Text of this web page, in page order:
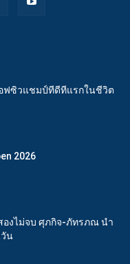
ฟซิวแชมป์ทีดีทีแรกในชีวิต
2026
งไม่จบ ศุภกิจ-ภัทรภณ นำ
น